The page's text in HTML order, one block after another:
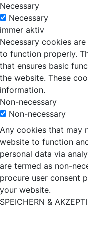
Necessary
Necessary
immer aktiv
Necessary cookies
to function properly.
that ensures basic
the website. These
information.
Non-necessary
Non-necessary
Any cookies that may
website to function
personal data via
are termed as non-
procure user consent
your website.
SPEICHERN &